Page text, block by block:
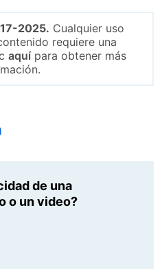
2025. Cualquier uso
requiere una
aquípara obtener más
de una
o un video?